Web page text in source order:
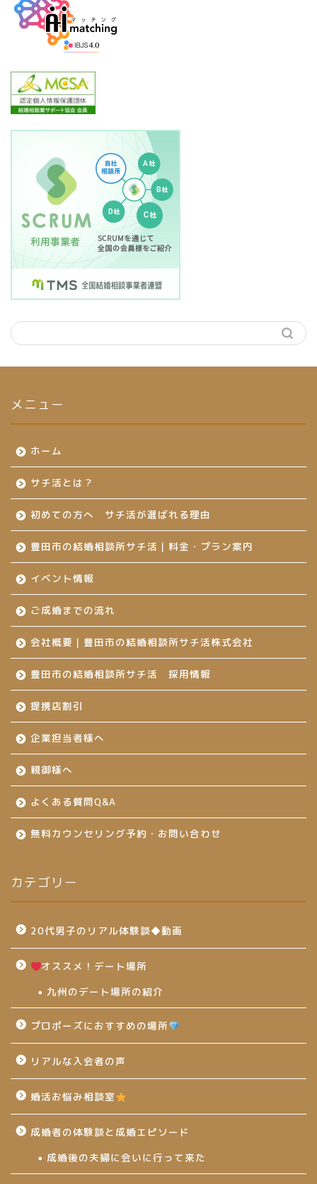
メニュー
ホーム
サチ活とは？
初めての方へ サチ活が選ばれる理由
豊田市の結婚相談所サチ活｜料金・プラン案内
イベント情報
ご成婚までの流れ
会社概要｜豊田市の結婚相談所サチ活株式会社
豊田市の結婚相談所サチ活 採用情報
提携店割引
企業担当者様へ
親御様へ
よくある質問Q&A
無料カウンセリング予約・お問い合わせ
カテゴリー
20代男子のリアル体験談◆動画
オススメ！デート場所
九州のデート場所の紹介
プロポーズにおすすめの場所
リアルな入会者の声
婚活お悩み相談室
成婚者の体験談と成婚エピソード
成婚後の夫婦に会いに行って来た